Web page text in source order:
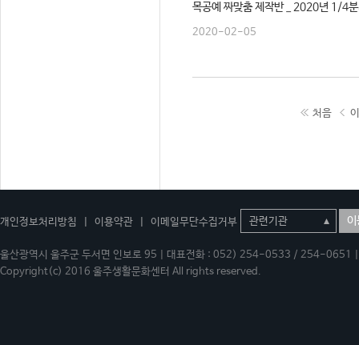
목공예 짜맞춤 제작반 _ 2020년 1/4
2020-02-05
처음
개인정보처리방침 이용약관 이메일무단수집거부 이
울산광역시 울주군 두서면 인보로 95 | 대표전화 : 052) 254-0533 / 254-
Copyright(c) 2016 울주생활문화센터 All rights reserved.